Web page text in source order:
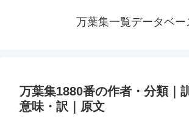
万葉集一覧データベー
万葉集1880番の作者・分類｜
意味・訳｜原文